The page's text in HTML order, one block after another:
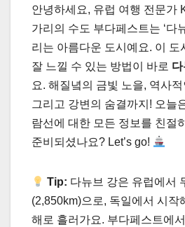
안녕하세요, 유럽 여행 전문가
가리의 수도 부다페스트는 ‘다
리는 아름다운 도시예요. 이 도
잘 느낄 수 있는 방법이 바로
요. 해질녘의 금빛 노을, 역사
그리고 강변의 숨결까지! 오늘
람선에 대한 모든 정보를 친절
준비되셨나요? Let’s go!
Tip: 다뉴브 강은 유럽에서
(2,850km)으로, 독일에서 시작
해로 흘러가요. 부다페스트에